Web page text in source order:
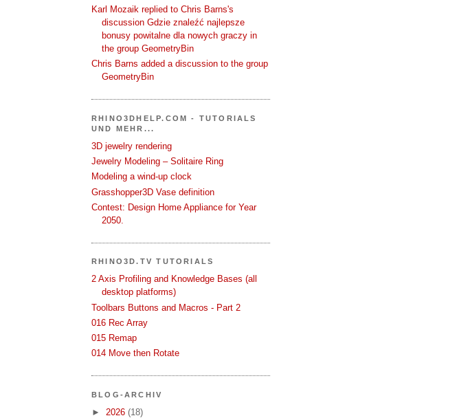
Karl Mozaik replied to Chris Barns's
discussion Gdzie znaleźć najlepsze
bonusy powitalne dla nowych graczy in
the group GeometryBin
Chris Barns added a discussion to the group
GeometryBin
RHINO3DHELP.COM - TUTORIALS
UND MEHR...
3D jewelry rendering
Jewelry Modeling – Solitaire Ring
Modeling a wind-up clock
Grasshopper3D Vase definition
Contest: Design Home Appliance for Year
2050.
RHINO3D.TV TUTORIALS
2 Axis Profiling and Knowledge Bases (all
desktop platforms)
Toolbars Buttons and Macros - Part 2
016 Rec Array
015 Remap
014 Move then Rotate
BLOG-ARCHIV
► 2026 (18)